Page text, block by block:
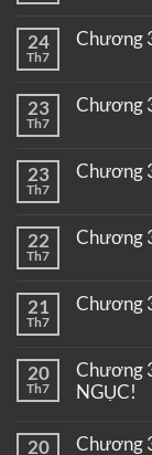
24
Th7
Chương
23
Th7
Chương
23
Th7
Chương
22
Th7
Chương
21
Th7
Chương
20
Th7
Chương
NGỤC!
20 Chương